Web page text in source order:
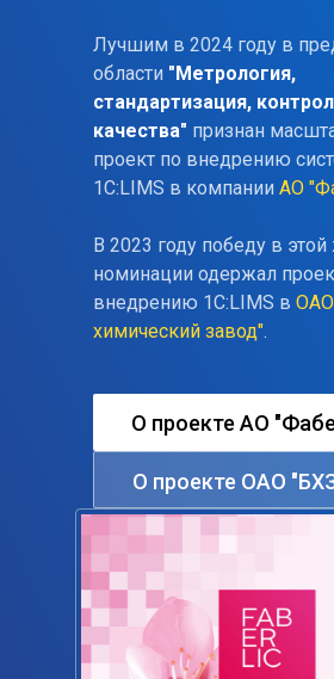
Лучшим в 2024 году в
области "Метрология,
стандартизация,
качества" признан
проект по внедрению
1С:LIMS в компании АО
В 2023 году победу в
номинации одержал
внедрению 1С:LIMS в ОАО
химический завод".
О проекте АО
О проекте ОАО